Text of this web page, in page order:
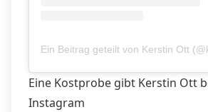
Eine Kostprobe gibt Kerstin Ott
Instagram